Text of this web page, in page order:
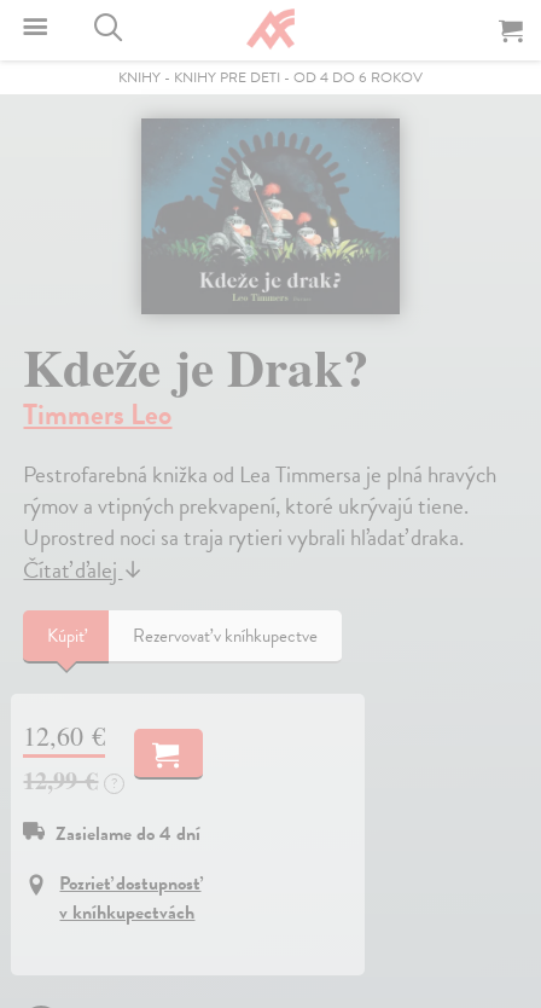
KNIHY - KNIHY PRE DETI - OD 4 DO 6 ROKOV
Kdeže je Drak?
Timmers Leo
Pestrofarebná knižka od Lea Timmersa je plná hravých
rýmov a vtipných prekvapení, ktoré ukrývajú tiene.
Uprostred noci sa traja rytieri vybrali hľadať draka.
Čítať ďalej↓
Kúpiť Rezervovať v kníhkupectve
12,60 €
12,99 €
?
Zasielame do 4 dní
Pozrieť dostupnosť
v kníhkupectvách